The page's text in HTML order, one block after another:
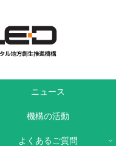
ニュース
機構の活動
よくあるご質問